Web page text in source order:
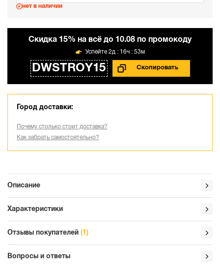
нет в наличии
Cкидка 15% на всё до 10.08 по промокоду
DWSTROY15
2д : 16ч : 53м
Город доставки:
Почему столько стоит доставка?
Как забрать самостоятельно?
Описание
Характеристики
Отзывы покупателей (1)
Вопросы и ответы